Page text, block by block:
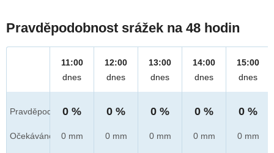
Pravděpodobnost srážek na 48 hodin
Pravděpod.
Očekáváno
11:00
dnes
0 %
0 mm
12:00
dnes
0 %
0 mm
13:00
dnes
0 %
0 mm
14:00
dnes
0 %
0 mm
15:00
dnes
0 %
0 mm